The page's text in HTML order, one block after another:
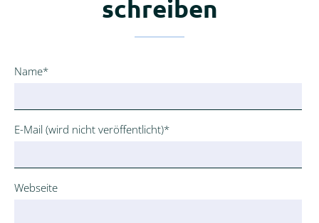
schreiben
Pflichtfeld
Name*
Pflichtfeld
E-Mail (wird nicht veröffentlicht)*
Webseite